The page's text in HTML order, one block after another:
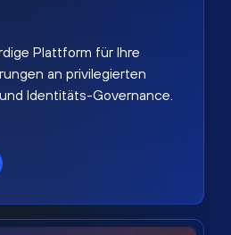
Plattform für Ihre
an privilegierten
Identitäts-Governance.